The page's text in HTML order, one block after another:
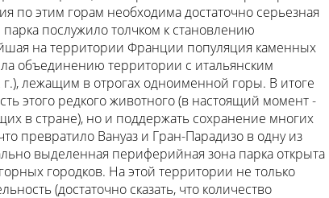
по этим горам необходима достаточно серьезная
послужило толчком к становлению
на территории Франции популяция каменных
объединению территории с итальянским
лежащим в отрогах одноименной горы. В итоге
этого редкого животного (в настоящий момент -
в стране), но и поддержать сохранение многих
превратило Вануаз и Гран-Парадизо в одну из
выделенная периферийная зона парка открыта
городков. На этой территории не только
(достаточно сказать, что количество